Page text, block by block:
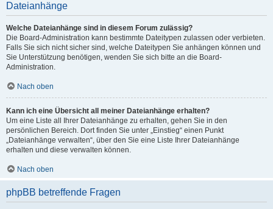
Dateianhänge
Welche Dateianhänge sind in diesem Forum zulässig?
Die Board-Administration kann bestimmte Dateitypen zulassen oder verbieten.
Falls Sie sich nicht sicher sind, welche Dateitypen Sie anhängen können und
Sie Unterstützung benötigen, wenden Sie sich bitte an die Board-
Administration.
Nach oben
Kann ich eine Übersicht all meiner Dateianhänge erhalten?
Um eine Liste all Ihrer Dateianhänge zu erhalten, gehen Sie in den
persönlichen Bereich. Dort finden Sie unter „Einstieg“ einen Punkt
„Dateianhänge verwalten“, über den Sie eine Liste Ihrer Dateianhänge
erhalten und diese verwalten können.
Nach oben
phpBB betreffende Fragen